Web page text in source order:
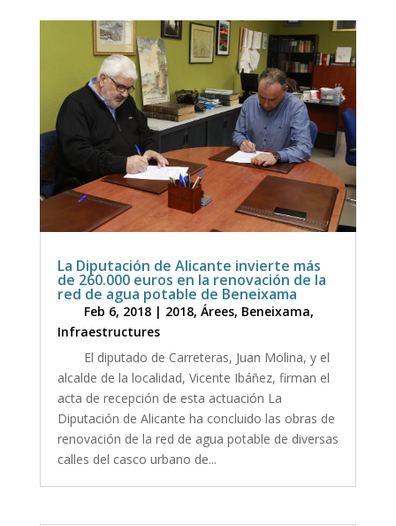
La Diputación de Alicante invierte más
de 260.000 euros en la renovación de la
red de agua potable de Beneixama
Feb 6, 2018| 2018, Árees, Beneixama,
Infraestructures
El diputado de Carreteras, Juan Molina, y el
alcalde de la localidad, Vicente Ibáñez, firman el
acta de recepción de esta actuación La
Diputación de Alicante ha concluido las obras de
renovación de la red de agua potable de diversas
calles del casco urbano de...